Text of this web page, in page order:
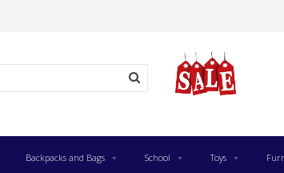
Backpacks and Bags School Toys